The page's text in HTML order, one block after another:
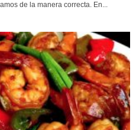
de la manera correcta. En...